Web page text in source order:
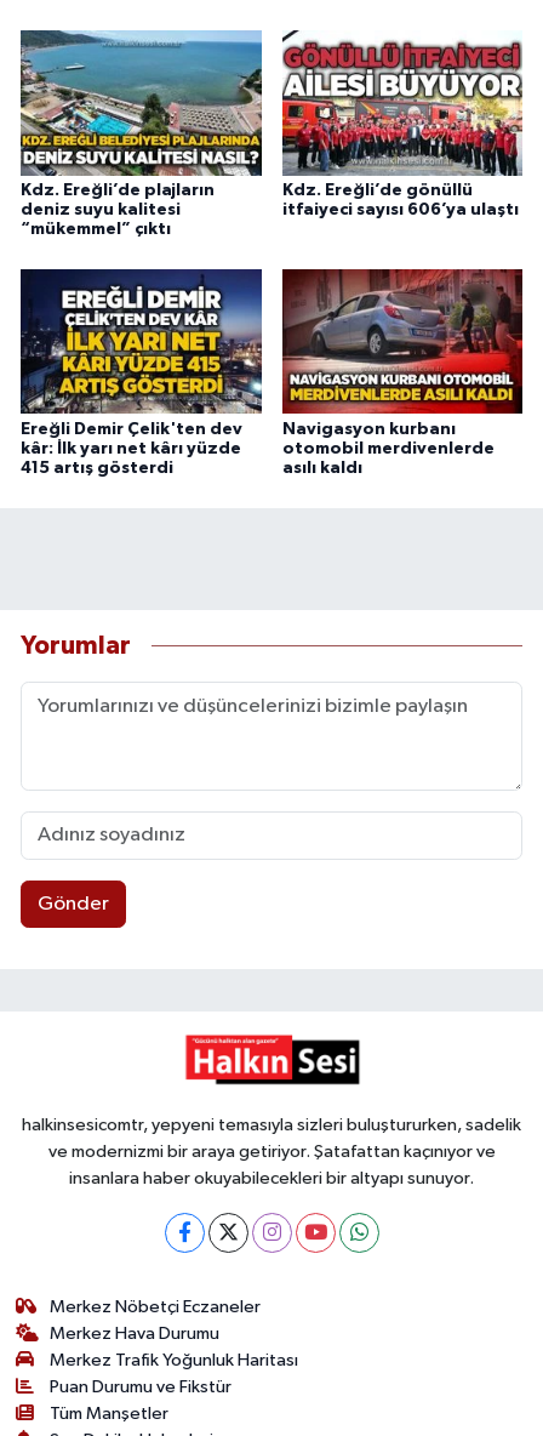
Kdz. Ereğli’de plajların
deniz suyu kalitesi
“mükemmel” çıktı
Kdz. Ereğli’de gönüllü
itfaiyeci sayısı 606’ya ulaştı
Ereğli Demir Çelik'ten dev
kâr: İlk yarı net kârı yüzde
415 artış gösterdi
Navigasyon kurbanı
otomobil merdivenlerde
asılı kaldı
Yorumlar
Gönder
halkinsesicomtr, yepyeni temasıyla sizleri buluştururken, sadelik
ve modernizmi bir araya getiriyor. Şatafattan kaçınıyor ve
insanlara haber okuyabilecekleri bir altyapı sunuyor.
Merkez Nöbetçi Eczaneler
Merkez Hava Durumu
Merkez Trafik Yoğunluk Haritası
Puan Durumu ve Fikstür
Tüm Manşetler